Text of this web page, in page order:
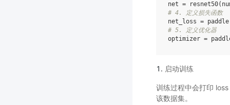
net = resnet50(
# 4. 定义损失函数
net_loss = paddle
# 5. 定义优化器
optimizer =
启动训练
训练过程中会打印
该数据集。